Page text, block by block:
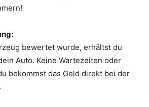
bewertet wurde, erhältst du
Auto. Keine Wartezeiten oder
bekommst das Geld direkt bei der